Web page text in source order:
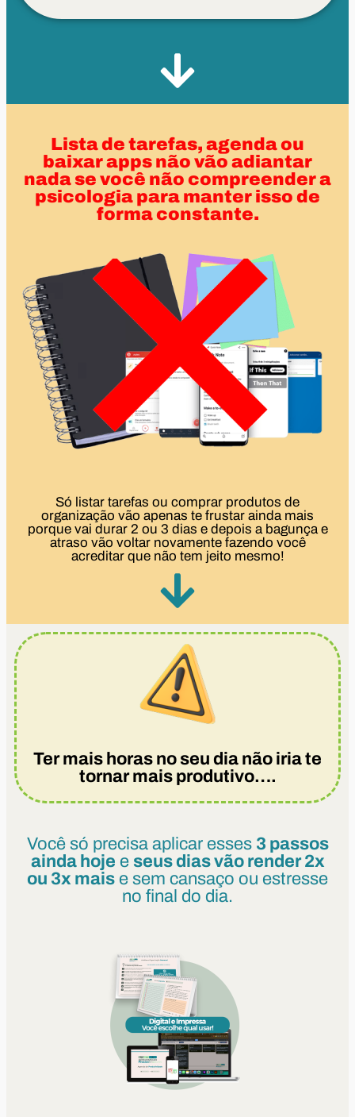
Lista de tarefas, agenda ou
baixar apps não vão adiantar
nada se você não compreender a
psicologia para manter isso de
forma constante.
Só listar tarefas ou comprar produtos de
organização vão apenas te frustar ainda mais
porque vai durar 2 ou 3 dias e depois a bagunça e
atraso vão voltar novamente fazendo você
acreditar que não tem jeito mesmo!
Ter mais horas no seu dia não iria te
tornar mais produtivo….
Você só precisa aplicar esses 3 passos
ainda hoje e seus dias vão render 2x
ou 3x mais e sem cansaço ou estresse
no final do dia.